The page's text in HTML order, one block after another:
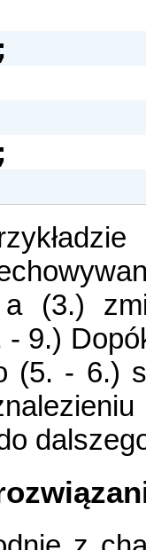
a (3.)
- 9.)
(5. - 6.)